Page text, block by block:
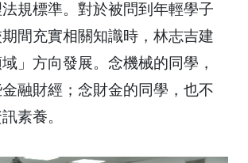
規標準。 對於被問到年輕學子
間充實相關知識時， 林志吉建
」方向發展。念機械的同學，
融財經；念財金的同學，也不
素養。